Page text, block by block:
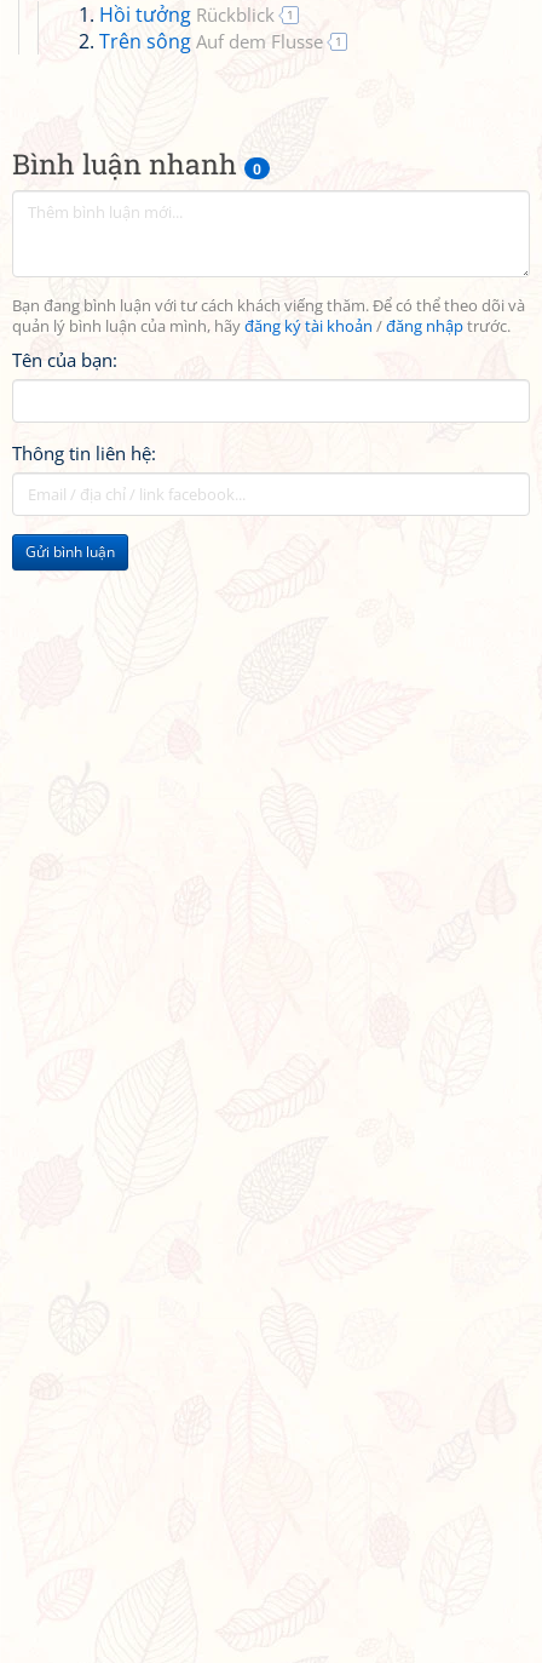
Bình luận nhanh 0
Bạn đang bình luận với tư cách khách viếng thăm. Để có thể theo dõi và
quản lý bình luận của mình, hãyđăng ký tài khoản /đăng nhậptrước.
Tên của bạn:
Thông tin liên hệ:
Gửi bình luận
Hồi tưởng Rückblick 1
Trên sông Auf dem Flusse 1